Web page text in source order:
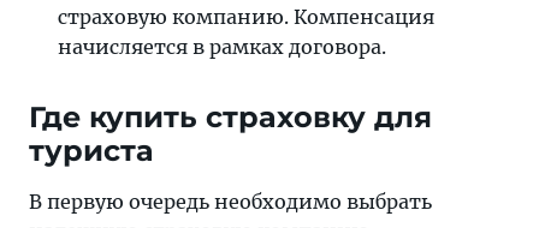
страховую компанию. Компенсация
начисляется в рамках договора.
Где купить страховку для
туриста
В первую очередь необходимо выбрать